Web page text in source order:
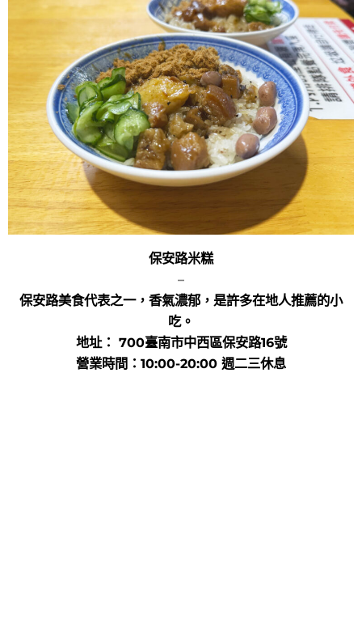
保安路米糕
–
保安路美食代表之一，香氣濃郁，是許多在地人推薦的小
吃。
地址： 700臺南市中西區保安路16號
營業時間：10:00-20:00 週二三休息